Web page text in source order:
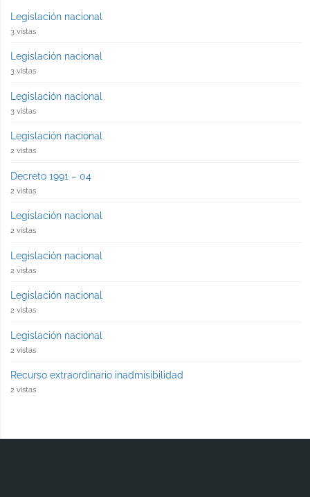
Legislación nacional
3 vistas
Legislación nacional
3 vistas
Legislación nacional
3 vistas
Legislación nacional
2 vistas
Decreto 1991 – 04
2 vistas
Legislación nacional
2 vistas
Legislación nacional
2 vistas
Legislación nacional
2 vistas
Legislación nacional
2 vistas
Recurso extraordinario inadmisibilidad
2 vistas